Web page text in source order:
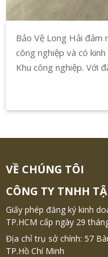
Bảo Vệ Long Hải đảm
công nghiệp và có
Khu công nghiệp. Với
công nhân ra vào
nên công tác bảo vệ
thù riêng.
VỀ CHÚNG TÔI
CÔNG TY TNHH
Giấy phép đăng ký kinh
TP.HCM cấp ngày 29
Địa chỉ trụ sở chính: 57
TP.Hồ Chí Minh